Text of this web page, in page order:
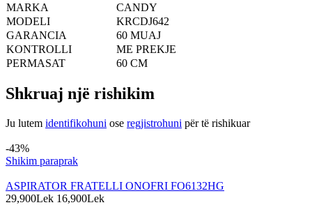
MARKA
CANDY
MODELI
KRCDJ642
GARANCIA
60 MUAJ
KONTROLLI
ME PREKJE
PERMASAT
60 CM
Shkruaj një rishikim
Ju lutem identifikohuni ose regjistrohuni për të rishikuar
-43%
Shikim paraprak
ASPIRATOR FRATELLI ONOFRI FO6132HG
29,900Lek 16,900Lek